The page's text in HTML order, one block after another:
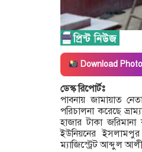
Download
ডেস্ক রিপোর্টঃ
পাবনায় জামায়াত
পরিচালনা করেছে
হাজার টাকা
ইউনিয়নের ইসলামপুর
ম্যাজিস্ট্রেট আব্দুল